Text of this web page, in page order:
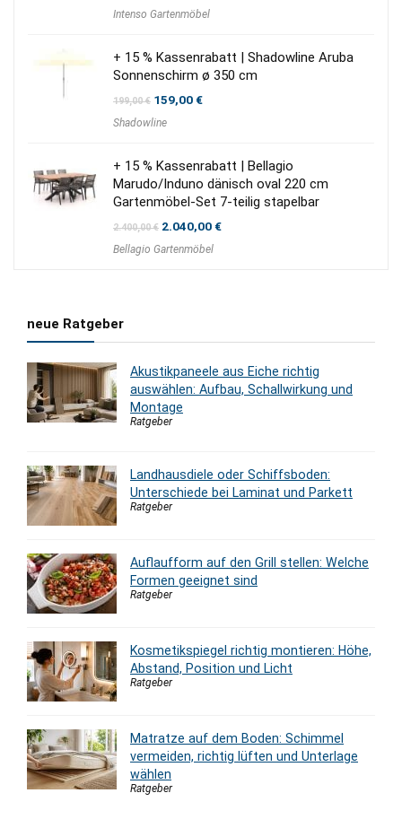
war:
ist:
Intenso Gartenmöbel
+ 15 % Kassenrabatt | Shadowline Aruba
Sonnenschirm ø 350 cm
199,00€ Ursprünglicher
war:
159,00€Aktueller
Shadowline
+ 15 % Kassenrabatt | Bellagio
Marudo/Induno dänisch oval 220 cm
Gartenmöbel-Set 7-teilig stapelbar
2.400,00€ Ursprünglicher
war:
2.040,00€Aktueller
Bellagio Gartenmöbel
neue Ratgeber
Akustikpaneele aus Eiche richtig
auswählen: Aufbau, Schallwirkung und
Montage
Ratgeber
Landhausdiele oder Schiffsboden:
Unterschiede bei Laminat und Parkett
Ratgeber
Auflaufform auf den Grill stellen: Welche
Formen geeignet sind
Ratgeber
Kosmetikspiegel richtig montieren: Höhe,
Abstand, Position und Licht
Ratgeber
Matratze auf dem Boden: Schimmel
vermeiden, richtig lüften und Unterlage
wählen
Ratgeber